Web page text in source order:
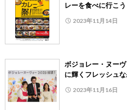
レーを食べに行こう
2023年11月14日
ボジョレー・ヌー
に輝くフレッシュ
2023年11月16日